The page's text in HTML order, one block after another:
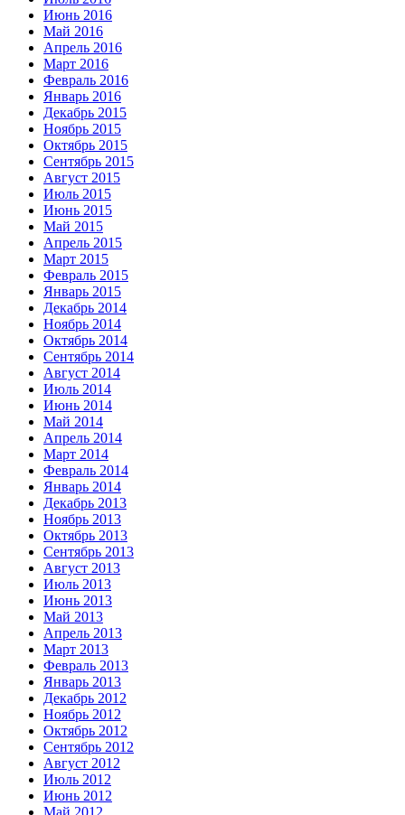
Июнь 2016
Май 2016
Апрель 2016
Март 2016
Февраль 2016
Январь 2016
Декабрь 2015
Ноябрь 2015
Октябрь 2015
Сентябрь 2015
Август 2015
Июль 2015
Июнь 2015
Май 2015
Апрель 2015
Март 2015
Февраль 2015
Январь 2015
Декабрь 2014
Ноябрь 2014
Октябрь 2014
Сентябрь 2014
Август 2014
Июль 2014
Июнь 2014
Май 2014
Апрель 2014
Март 2014
Февраль 2014
Январь 2014
Декабрь 2013
Ноябрь 2013
Октябрь 2013
Сентябрь 2013
Август 2013
Июль 2013
Июнь 2013
Май 2013
Апрель 2013
Март 2013
Февраль 2013
Январь 2013
Декабрь 2012
Ноябрь 2012
Октябрь 2012
Сентябрь 2012
Август 2012
Июль 2012
Июнь 2012